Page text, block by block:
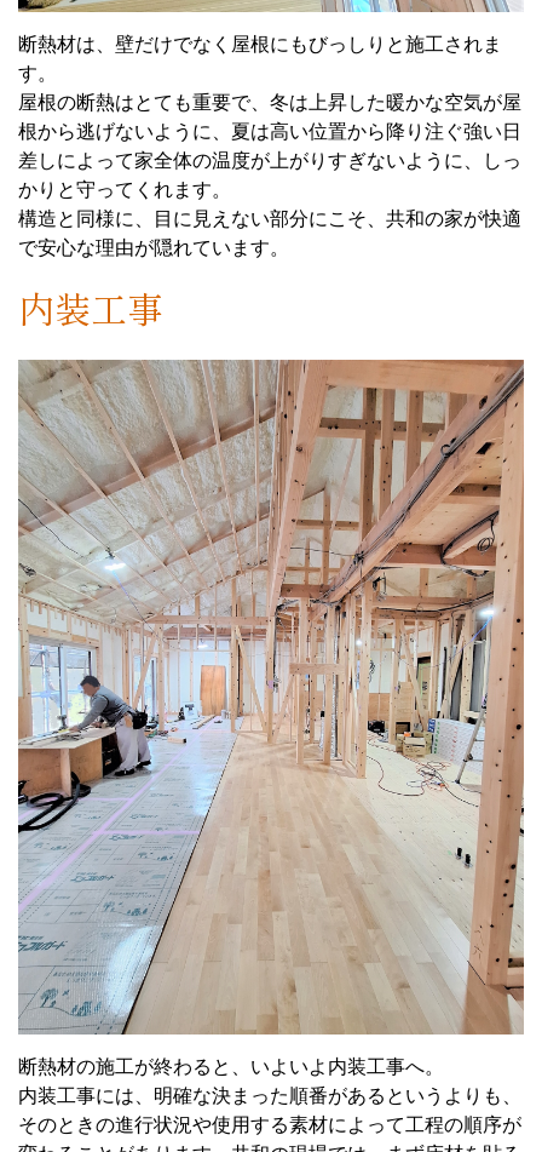
断熱材は、壁だけでなく屋根にもびっしりと施工されま
す。
屋根の断熱はとても重要で、冬は上昇した暖かな空気が屋
根から逃げないように、夏は高い位置から降り注ぐ強い日
差しによって家全体の温度が上がりすぎないように、しっ
かりと守ってくれます。
構造と同様に、目に見えない部分にこそ、共和の家が快適
で安心な理由が隠れています。
内装工事
断熱材の施工が終わると、いよいよ内装工事へ。
内装工事には、明確な決まった順番があるというよりも、
そのときの進行状況や使用する素材によって工程の順序が